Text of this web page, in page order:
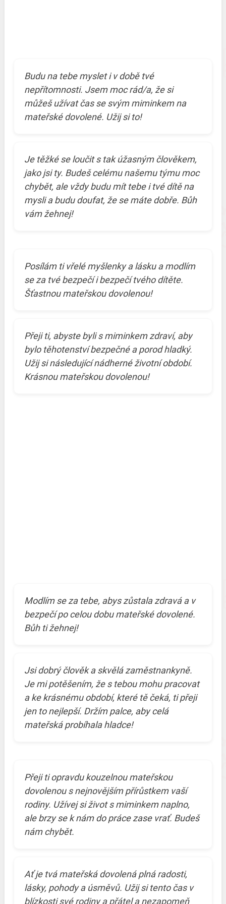
Budu na tebe myslet i v době tvé
nepřítomnosti. Jsem moc rád/a, že si
můžeš užívat čas se svým miminkem na
mateřské dovolené. Užij si to!
Je těžké se loučit s tak úžasným člověkem,
jako jsi ty. Budeš celému našemu týmu moc
chybět, ale vždy budu mít tebe i tvé dítě na
mysli a budu doufat, že se máte dobře. Bůh
vám žehnej!
Posílám ti vřelé myšlenky a lásku a modlím
se za tvé bezpečí i bezpečí tvého dítěte.
Šťastnou mateřskou dovolenou!
Přeji ti, abyste byli s miminkem zdraví, aby
bylo těhotenství bezpečné a porod hladký.
Užij si následující nádherné životní období.
Krásnou mateřskou dovolenou!
Modlím se za tebe, abys zůstala zdravá a v
bezpečí po celou dobu mateřské dovolené.
Bůh ti žehnej!
Jsi dobrý člověk a skvělá zaměstnankyně.
Je mi potěšením, že s tebou mohu pracovat
a ke krásnému období, které tě čeká, ti přeji
jen to nejlepší. Držím palce, aby celá
mateřská probíhala hladce!
Přeji ti opravdu kouzelnou mateřskou
dovolenou s nejnovějším přírůstkem vaší
rodiny. Užívej si život s miminkem naplno,
ale brzy se k nám do práce zase vrať. Budeš
nám chybět.
Ať je tvá mateřská dovolená plná radosti,
lásky, pohody a úsměvů. Užij si tento čas v
blízkosti své rodiny a přátel a nezapomeň